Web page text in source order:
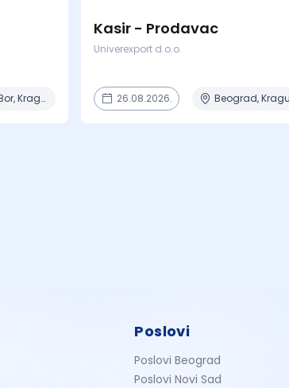
Batajnica, Beograd, Bor, Kragujevac, Negotin + 6 mesta
Kasir - Prodavac
Univerexport d.o.o.
26.08.2026.
Poslovi
Poslovi Beograd
Poslovi Novi Sad